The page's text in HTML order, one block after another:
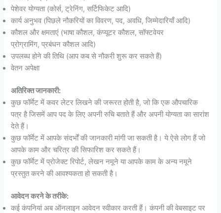
पेशेवर योग्यता (कोर्स, ट्रेनिंग, सर्टिफिकेट आदि)
कार्य अनुभव (पिछले नौकरियों का विवरण, पद, अवधि, जिम्मेदारियाँ आदि)
कौशल और क्षमताएं (भाषा कौशल, कंप्यूटर कौशल, सॉफ्टवेयर
प्रोग्रामिंग, प्रबंधन कौशल आदि)
उपलब्ध होने की तिथि (आप कब से नौकरी शुरू कर सकते हैं)
वेतन अपेक्षा
अतिरिक्त जानकारी:
कुछ फॉर्मेट में कवर लेटर लिखने की जरूरत होती है, जो कि एक औपचारिक
पत्र है जिसमें आप पद के लिए अपनी रुचि बताते हैं और अपनी योग्यता का सारांश
देते हैं।
कुछ फॉर्मेट में आपके संदर्भों की जानकारी मांगी जा सकती है। ये ऐसे लोग हैं जो
आपके काम और चरित्र की सिफारिश कर सकते हैं।
कुछ फॉर्मेट में प्रोजेक्ट रिपोर्ट, लेखन नमूने या आपके काम के अन्य नमूने
प्रस्तुत करने की आवश्यकता हो सकती है।
आवेदन करने के तरीके:
कई कंपनियां अब ऑनलाइन आवेदन स्वीकार करती हैं। कंपनी की वेबसाइट पर